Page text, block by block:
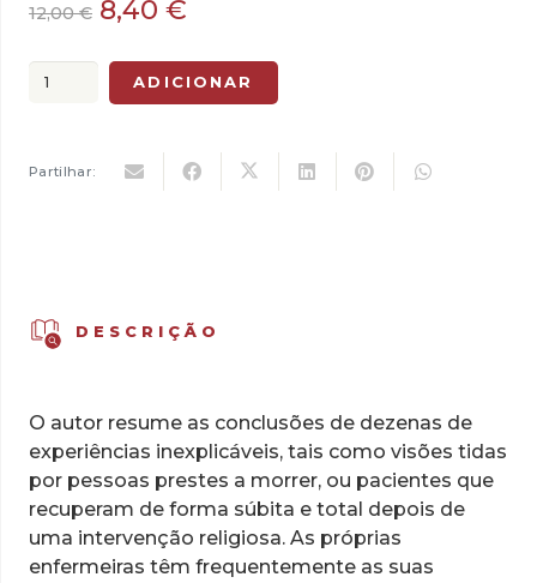
12,00€ O
original
era:
8,40 €
atual
é:
Quantidade
Último
ADICIONAR
Partilhar:
DESCRIÇÃO
O autor resume as conclusões de dezenas de
experiências inexplicáveis, tais como visões tidas
por pessoas prestes a morrer, ou pacientes que
recuperam de forma súbita e total depois de
uma intervenção religiosa. As próprias
enfermeiras têm frequentemente as suas